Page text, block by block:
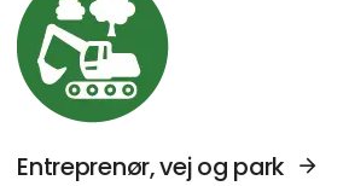
Entreprenør, vej og park